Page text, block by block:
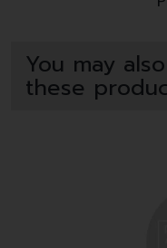
You may
these